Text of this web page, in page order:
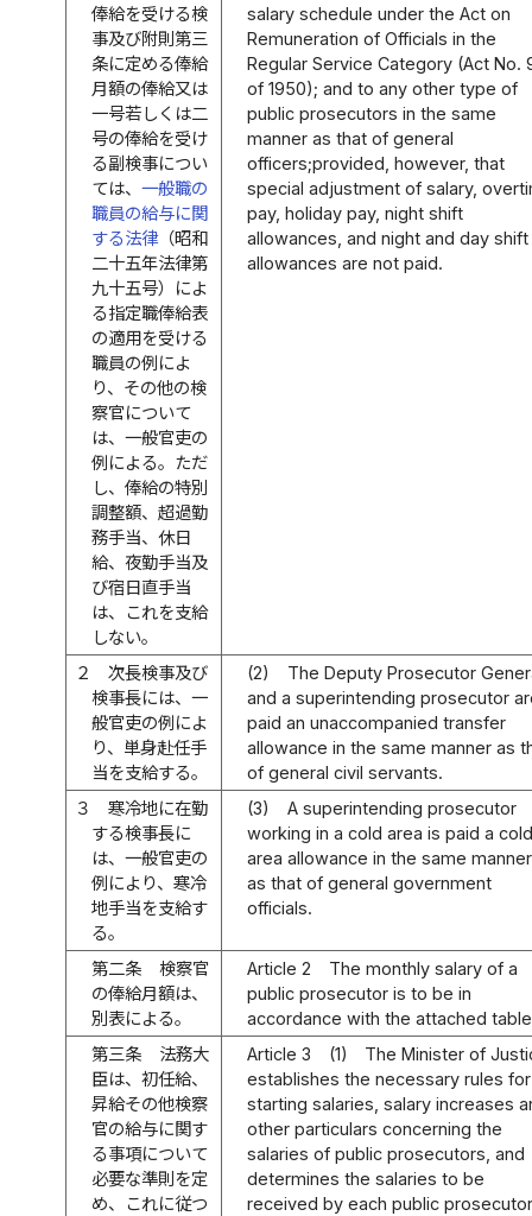
俸給を受ける検
事及び附則第三
条に定める俸給
月額の俸給又は
一号若しくは二
号の俸給を受け
る副検事につい
ては、一般職の
職員の給与に関
する法律（昭和
二十五年法律第
九十五号）によ
る指定職俸給表
の適用を受ける
職員の例によ
り、その他の検
察官について
は、一般官吏の
例による。ただ
し、俸給の特別
調整額、超過勤
務手当、休日
給、夜勤手当及
び宿日直手当
は、これを支給
しない。
salary schedule under the Act on
Remuneration of Officials in the
Regular Service Category (Act No.
of 1950); and to any other type of
public prosecutors in the same
manner as that of general
officers;provided, however, that
special adjustment of salary,
pay, holiday pay, night shift
allowances, and night and day shift
allowances are not paid.
２
次長検事及び
検事長には、一
般官吏の例によ
り、単身赴任手
当を支給する。
(2)
The Deputy Prosecutor
and a superintending prosecutor
paid an unaccompanied transfer
allowance in the same manner as
of general civil servants.
３
寒冷地に在勤
する検事長に
は、一般官吏の
例により、寒冷
地手当を支給す
る。
(3)
A superintending prosecutor
working in a cold area is paid a
area allowance in the same manner
as that of general government
officials.
第二条
検察官
の俸給月額は、
別表による。
Article 2
The monthly salary of a
public prosecutor is to be in
accordance with the attached
第三条
法務大
臣は、初任給、
昇給その他検察
官の給与に関す
る事項について
必要な準則を定
め、これに従つ
Article 3 (1)
The Minister of
establishes the necessary rules for
starting salaries, salary increases
other particulars concerning the
salaries of public prosecutors, and
determines the salaries to be
received by each public